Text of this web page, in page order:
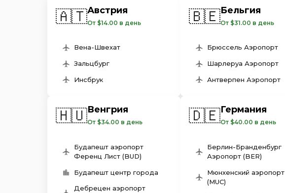
🇦🇹Австрия
От $14.00 в день
Вена-Швехат
Зальцбург
Инсбрук
🇧🇪Бельгия
От $31.00 в день
Брюссель Аэропорт
Шарлеруа Аэропорт
Антверпен Аэропорт
🇭🇺Венгрия
От $34.00 в день
Будапешт аэропорт
Ференц Лист (BUD)
Будапешт центр города
Дебрецен aэропорт
🇩🇪Германия
От $40.00 в день
Берлин-Бранденбург
Аэропорт (BER)
Мюнхенский аэропорт
(MUC)